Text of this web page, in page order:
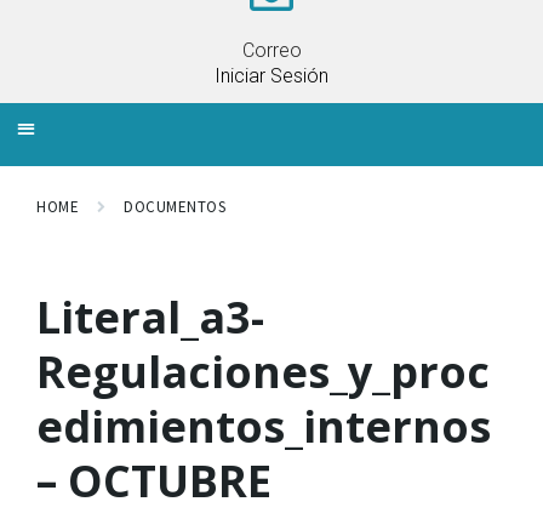
Correo
Iniciar Sesión
HOME DOCUMENTOS
Literal_a3-
Regulaciones_y_proc
edimientos_internos
– OCTUBRE